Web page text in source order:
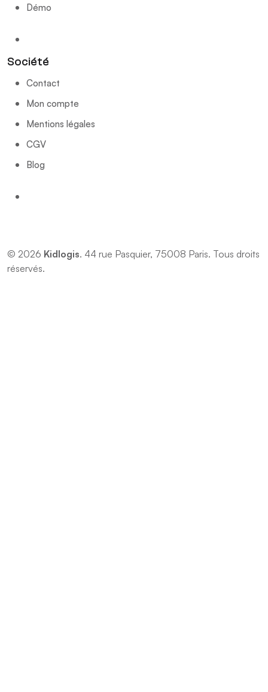
Démo
Société
Contact
Mon compte
Mentions légales
CGV
Blog
© 2026 Kidlogis. 44 rue Pasquier, 75008 Paris. Tous droits
réservés.